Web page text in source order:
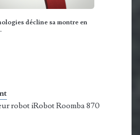
décline sa montre en
robot iRobot Roomba 870